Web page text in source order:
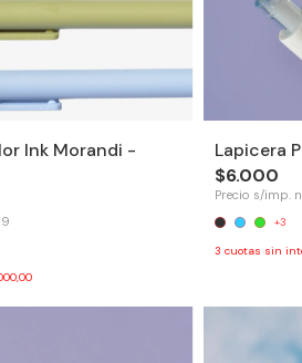
Ink Morandi -
Lapicera
$6.000
Precio s/imp.
+3
3 cuotas sin